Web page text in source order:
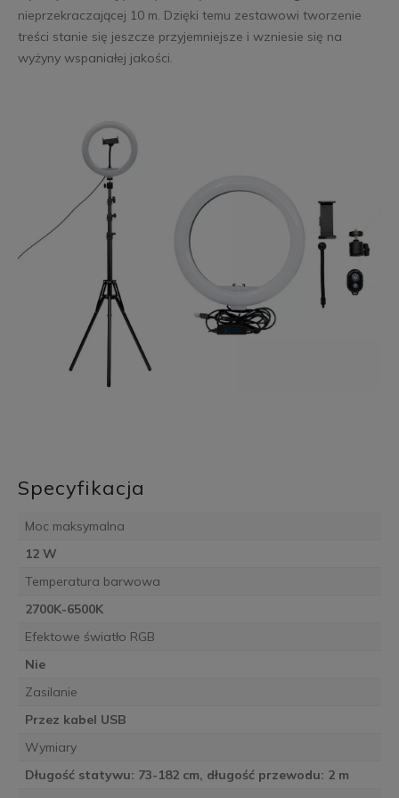
nieprzekraczającej 10 m. Dzięki temu zestawowi tworzenie
treści stanie się jeszcze przyjemniejsze i wzniesie się na
wyżyny wspaniałej jakości.
Specyfikacja
Moc maksymalna
12 W
Temperatura barwowa
2700K-6500K
Efektowe światło RGB
Nie
Zasilanie
Przez kabel USB
Wymiary
Długość statywu: 73-182 cm, długość przewodu: 2 m